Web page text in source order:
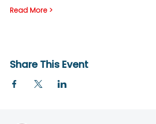
Read More >
Share This Event